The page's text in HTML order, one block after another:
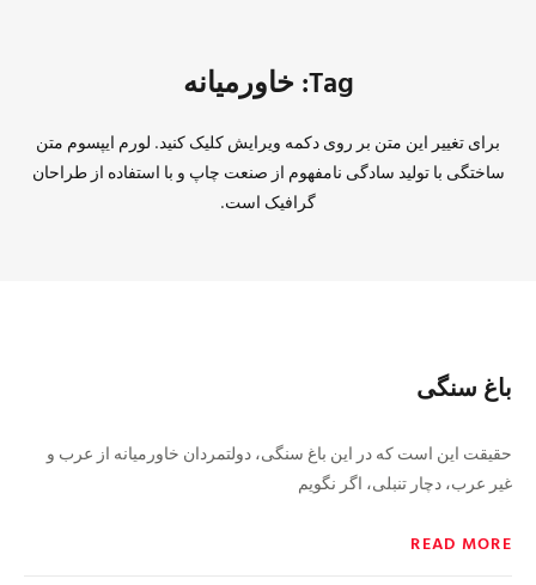
Tag: خاورمیانه
برای تغییر این متن بر روی دکمه ویرایش کلیک کنید. لورم ایپسوم متن
ساختگی با تولید سادگی نامفهوم از صنعت چاپ و با استفاده از طراحان
گرافیک است.
باغ سنگی
حقیقت این است که در این باغ سنگی، دولتمردان خاورمیانه از عرب و
غیر عرب، دچار تنبلی، اگر نگویم
READ MORE